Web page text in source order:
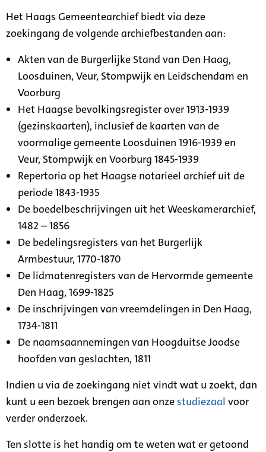
Het Haags Gemeentearchief biedt via deze
zoekingang de volgende archiefbestanden aan:
Akten van de Burgerlijke Stand van Den Haag,
Loosduinen, Veur, Stompwijk en Leidschendam en
Voorburg
Het Haagse bevolkingsregister over 1913-1939
(gezinskaarten), inclusief de kaarten van de
voormalige gemeente Loosduinen 1916-1939 en
Veur, Stompwijk en Voorburg 1845-1939
Repertoria op het Haagse notarieel archief uit de
periode 1843-1935
De boedelbeschrijvingen uit het Weeskamerarchief,
1482 – 1856
De bedelingsregisters van het Burgerlijk
Armbestuur, 1770-1870
De lidmatenregisters van de Hervormde gemeente
Den Haag, 1699-1825
De inschrijvingen van vreemdelingen in Den Haag,
1734-1811
De naamsaannemingen van Hoogduitse Joodse
hoofden van geslachten, 1811
Indien u via de zoekingang niet vindt wat u zoekt, dan
kunt u een bezoek brengen aan onze studiezaal voor
verder onderzoek.
Ten slotte is het handig om te weten wat er getoond